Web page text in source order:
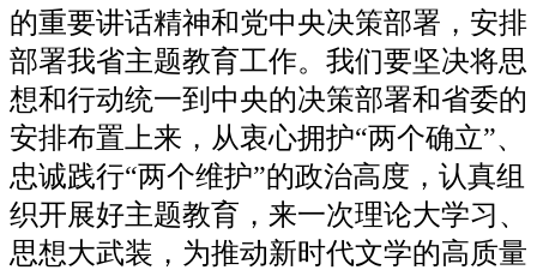
的重要讲话精神和党中央决策部署，安排
部署我省主题教育工作。我们要坚决将思
想和行动统一到中央的决策部署和省委的
安排布置上来，从衷心拥护“两个确立”、
忠诚践行“两个维护”的政治高度，认真组
织开展好主题教育，来一次理论大学习、
思想大武装，为推动新时代文学的高质量